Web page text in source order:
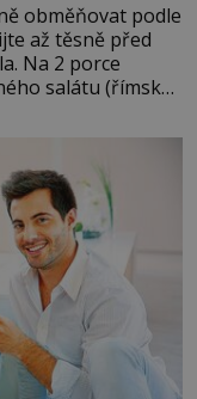
obměňovat podle
až těsně před
Na 2 porce
salátu (římský
oleje ✿ 1